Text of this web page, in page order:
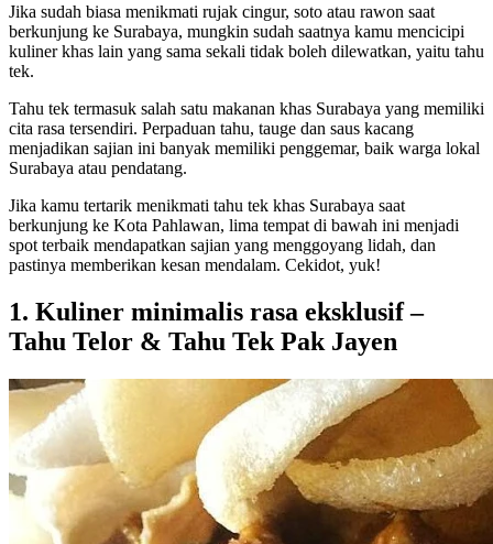
Jika sudah biasa menikmati rujak cingur, soto atau rawon saat
berkunjung ke Surabaya, mungkin sudah saatnya kamu mencicipi
kuliner khas lain yang sama sekali tidak boleh dilewatkan, yaitu tahu
tek.
Tahu tek termasuk salah satu makanan khas Surabaya yang memiliki
cita rasa tersendiri. Perpaduan tahu, tauge dan saus kacang
menjadikan sajian ini banyak memiliki penggemar, baik warga lokal
Surabaya atau pendatang.
Jika kamu tertarik menikmati tahu tek khas Surabaya saat
berkunjung ke Kota Pahlawan, lima tempat di bawah ini menjadi
spot terbaik mendapatkan sajian yang menggoyang lidah, dan
pastinya memberikan kesan mendalam. Cekidot, yuk!
1. Kuliner minimalis rasa eksklusif –
Tahu Telor & Tahu Tek Pak Jayen